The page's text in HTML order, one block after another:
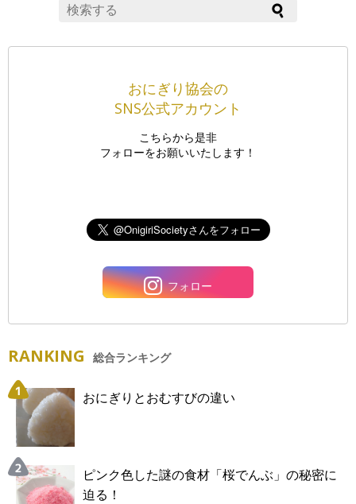
おにぎり協会の
SNS公式アカウント
こちらから是非
フォローをお願いいたします！
フォロー
RANKING 総合ランキング
おにぎりとおむすびの違い
ピンク色した謎の食材「桜でんぶ」の秘密に
迫る！